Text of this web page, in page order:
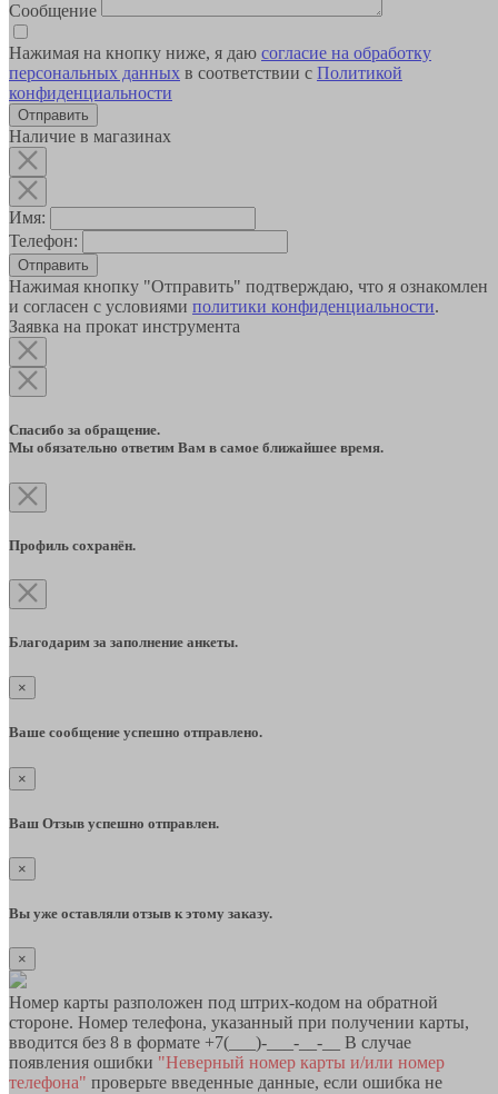
Сообщение
Нажимая на кнопку ниже, я даю согласие на обработку
персональных данных в соответствии с Политикой
конфиденциальности
Наличие в магазинах
Имя:
Телефон:
Отправить
Нажимая кнопку "Отправить" подтверждаю, что я ознакомлен
и согласен с условиями политики конфиденциальности.
Заявка на прокат инструмента
Спасибо за обращение.
Мы обязательно ответим Вам в самое ближайшее время.
Профиль сохранён.
Благодарим за заполнение анкеты.
×
Ваше сообщение успешно отправлено.
×
Ваш Отзыв успешно отправлен.
×
Вы уже оставляли отзыв к этому заказу.
×
Номер карты разположен под штрих-кодом на обратной
стороне. Номер телефона, указанный при получении карты,
вводится без 8 в формате +7(___)-___-__-__ В случае
появления ошибки "Неверный номер карты и/или номер
телефона" проверьте введенные данные, если ошибка не